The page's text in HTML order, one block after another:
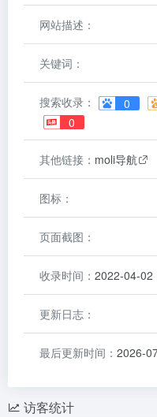
网站描述：
关键词：
搜索收录： 0
0
其他链接： moli导航
图标：
页面截图：
收录时间： 2022-04-02
更新日志：
最后更新时间： 2026-
访客统计